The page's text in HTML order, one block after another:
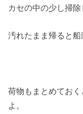
カセの中の少し掃除
汚れたまま帰ると船
荷物もまとめてお
よ。